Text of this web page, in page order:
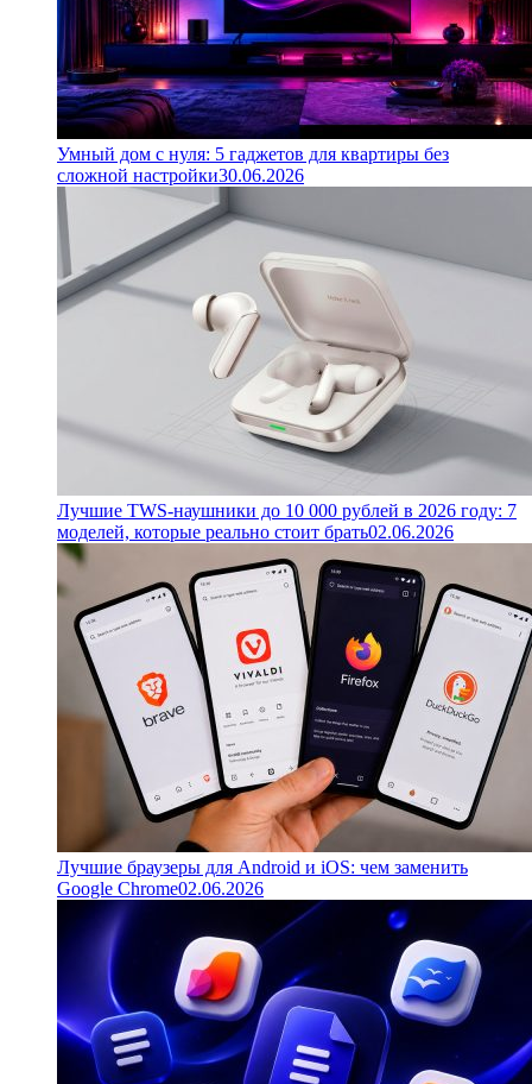
Умный дом с нуля: 5 гаджетов для квартиры без
сложной настройки30.06.2026
Лучшие TWS-наушники до 10 000 рублей в 2026 году: 7
моделей, которые реально стоит брать02.06.2026
Лучшие браузеры для Android и iOS: чем заменить
Google Chrome02.06.2026